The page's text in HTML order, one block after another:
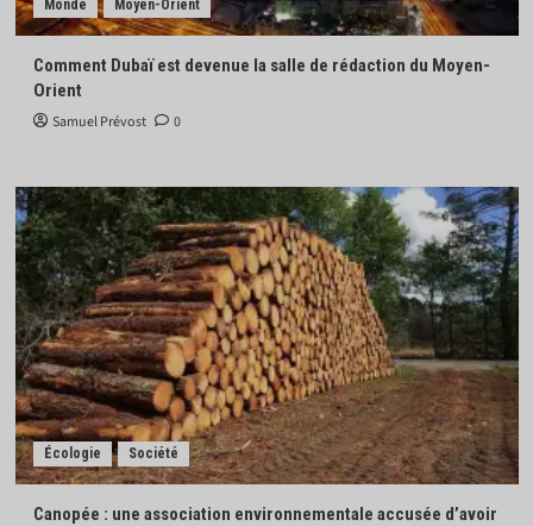
Monde Moyen-Orient
Comment Dubaï est devenue la salle de rédaction du Moyen-
Orient
Samuel Prévost 0
Écologie Société
Canopée : une association environnementale accusée d’avoir